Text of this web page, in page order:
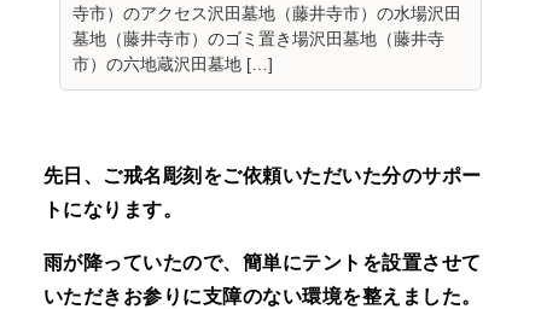
寺市）のアクセス沢田墓地（藤井寺市）の水場沢田
墓地（藤井寺市）のゴミ置き場沢田墓地（藤井寺
市）の六地蔵沢田墓地 […]
先日、ご戒名彫刻をご依頼いただいた分のサポー
トになります。
雨が降っていたので、簡単にテントを設置させて
いただきお参りに支障のない環境を整えました。